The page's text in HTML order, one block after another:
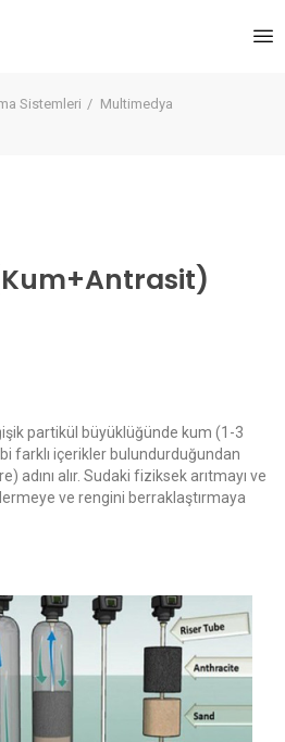
Sistemleri
Multimedya
partikül büyüklüğünde kum (1-3
farklı içerikler bulundurduğundan
alır. Sudaki fiziksek arıtmayı ve
ve rengini berraklaştırmaya